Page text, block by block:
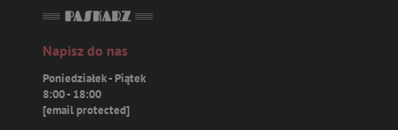
Napisz do nas
Poniedziałek - Piątek
8:00 - 18:00
[email protected]